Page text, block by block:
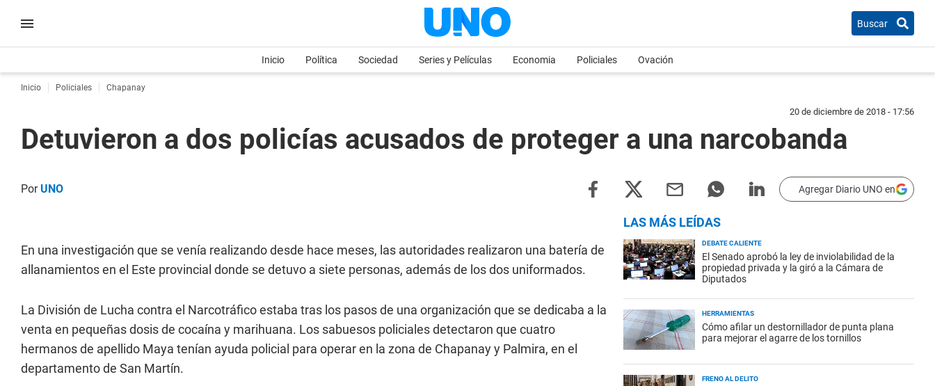
Buscar
Inicio Política Sociedad Series y Películas Economia Policiales Ovación
Inicio Policiales Chapanay
20 de diciembre de 2018 - 17:56
Detuvieron a dos policías acusados de proteger a una narcobanda
PorUNO Agregar Diario UNO en
En una investigación que se venía realizando desde hace meses, las autoridades realizaron una batería de
allanamientos en el Este provincial donde se detuvo a siete personas, además de los dos uniformados.
La División de Lucha contra el Narcotráfico estaba tras los pasos de una organización que se dedicaba a la
venta en pequeñas dosis de cocaína y marihuana. Los sabuesos policiales detectaron que cuatro
hermanos de apellido Maya tenían ayuda policial para operar en la zona de Chapanay y Palmira, en el
departamento de San Martín.
LAS MÁS LEÍDAS
DEBATE CALIENTE
El Senado aprobó la ley de inviolabilidad de la
propiedad privada y la giró a la Cámara de
Diputados
HERRAMIENTAS
Cómo afilar un destornillador de punta plana
para mejorar el agarre de los tornillos
FRENO AL DELITO